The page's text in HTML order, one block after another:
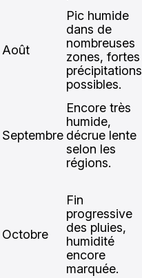
Août
Pic humide
dans de
nombreuses
zones, fortes
précipitations
possibles.
Septembre
Encore très
humide,
décrue lente
selon les
régions.
Octobre
Fin
progressive
des pluies,
humidité
encore
marquée.